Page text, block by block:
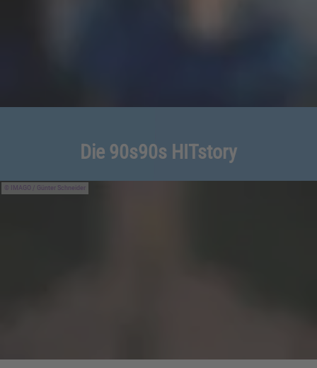
Die 90s90s HITstory
IMAGO / Günter Schneider